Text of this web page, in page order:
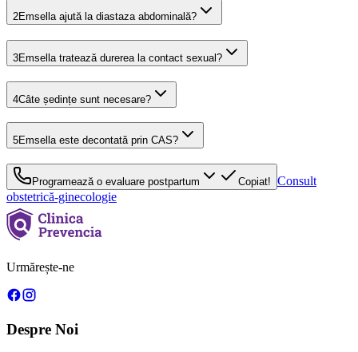
2Emsella ajută la diastaza abdominală?
3Emsella tratează durerea la contact sexual?
4Câte ședințe sunt necesare?
5Emsella este decontată prin CAS?
Programează o evaluare postpartum Copiat! Consult
obstetrică-ginecologie
Urmărește-ne
Despre Noi